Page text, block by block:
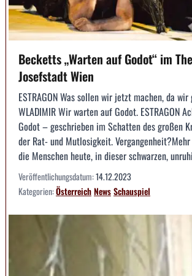
Becketts „Warten auf Godot“ im
Josefstadt Wien
ESTRAGON Was sollen wir jetzt machen, da
WLADIMIR Wir warten auf Godot. ESTRAGON
Godot – geschrieben im Schatten des großen
der Rat- und Mutlosigkeit.
die Menschen heute, in dieser schwarzen,
Veröffentlichungsdatum:14.12.2023
Kategorien:ÖsterreichNewsSchauspiel